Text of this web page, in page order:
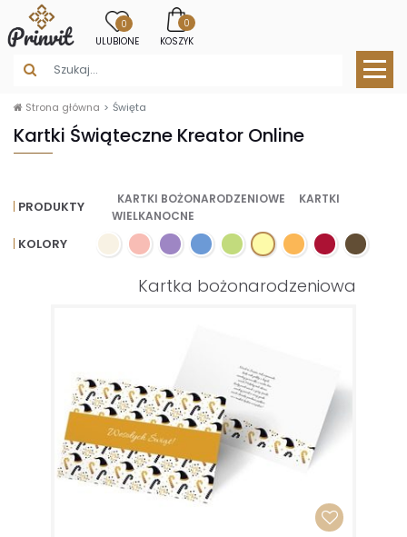
0
ULUBIONE
0
KOSZYK
Strona główna Święta
Kartki Świąteczne Kreator Online
PRODUKTY KARTKI BOŻONARODZENIOWE
KARTKI
WIELKANOCNE
KOLORY
Kartka bożonarodzeniowa